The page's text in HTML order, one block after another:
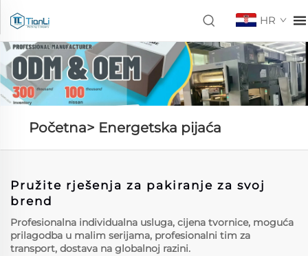
HR
Početna> Energetska pijaća
Pružite rješenja za pakiranje za svoj
brend
Profesionalna individualna usluga, cijena tvornice, moguća
prilagodba u malim serijama, profesionalni tim za
transport, dostava na globalnoj razini.